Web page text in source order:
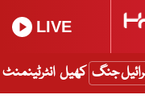
LIVE
جنگ کھیل انٹرٹینمنٹ